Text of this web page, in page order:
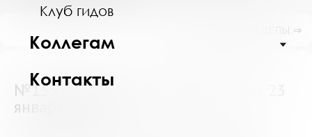
Клуб гидов
Коллегам
Контакты
№15511 (Мурманская область) от 23
января 2025
ПОКАЗАТЬ ПОДРАЗДЕЛЫ ⇒